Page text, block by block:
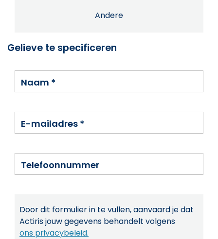
Andere
Gelieve te specificeren
Naam *
E-mailadres *
Telefoonnummer
Door dit formulier in te vullen, aanvaard je dat
Actiris jouw gegevens behandelt volgens
ons privacybeleid.